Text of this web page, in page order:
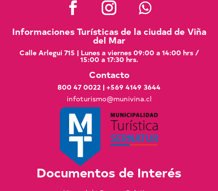
Informaciones Turísticas de la ciudad de Viña
del Mar
Calle Arlegui 715 | Lunes a viernes 09:00 a 14:00 hrs /
15:00 a 17:30 hrs.
Contacto
800 47 0022 | +569 4149 3644
infoturismo@munivina.cl
Documentos de Interés